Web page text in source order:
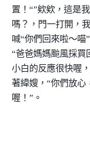
置！ “”欸欸，這是
嗎？，門一打開，
喊“你們回來啦～喵”
“爸爸媽媽颱風採買
小白的反應很快喔
著緯嫂， “你們放心
喔！ ” 。